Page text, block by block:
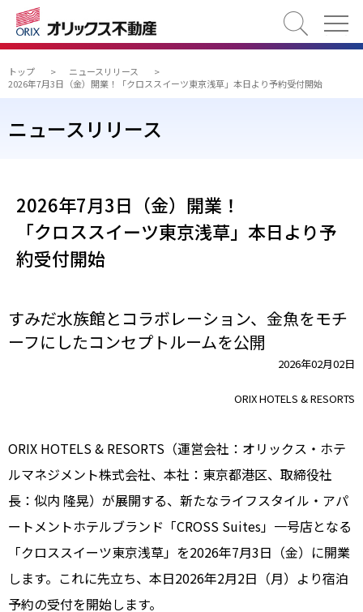
検索
トップ > ニュースリリース
>
2026年7月3日（金）開業！「クロススイーツ東京浅草」本日より予約受付開始
ニュースリリース
2026年7月3日（金）開業！
「クロススイーツ東京浅草」本日より予
約受付開始
すみだ水族館とコラボレーション、金魚をモチ
ーフにしたコンセプトルームを公開
2026年02月02日
ORIX HOTELS & RESORTS
ORIX HOTELS & RESORTS（運営会社：オリックス・ホテ
ルマネジメント株式会社、本社：東京都港区、取締役社
長：似内 隆晃）が展開する、新たなライフスタイル・アパ
ートメントホテルブランド「CROSS Suites」一号店となる
「クロススイーツ東京浅草」を2026年7月3日（金）に開業
します。これに先立ち、本日2026年2月2日（月）より宿泊
予約の受付を開始します。